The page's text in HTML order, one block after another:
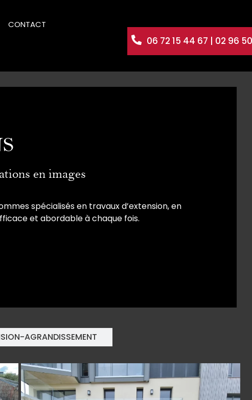
CONTACT
06 72 15 44 67 | 02 96
en images
spécialisés en travaux d’extension, en
et abordable à chaque fois.
AGRANDISSEMENT